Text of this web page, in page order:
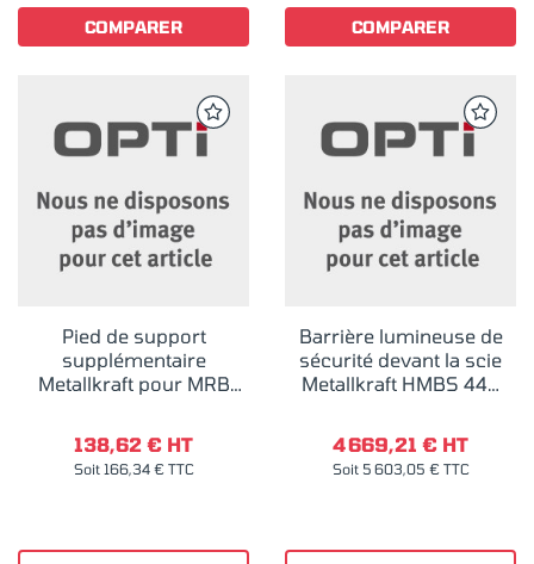
COMPARER COMPARER
Pied de support
supplémentaire
Metallkraft pour MRB
138,62 € HT
Soit 166,34 € TTC
Barrière lumineuse de
sécurité devant la scie
Metallkraft HMBS 440
4 669,21 € HT
Soit 5 603,05 € TTC